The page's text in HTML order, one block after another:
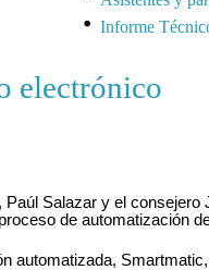
Informe
electrónico
Salazar y el consejero
de automatización
automatizada,